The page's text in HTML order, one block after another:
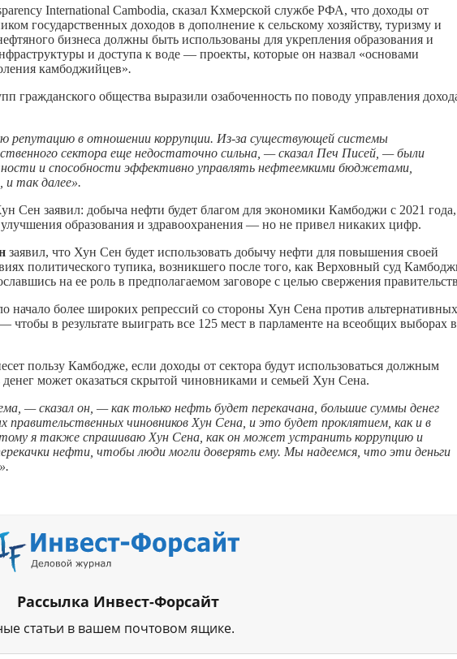
International Cambodia, сказал Кхмерской службе РФА, что доходы от
государственных доходов в дополнение к сельскому хозяйству, туризму и
бизнеса должны быть использованы для укрепления образования и
и доступа к воде — проекты, которые он назвал «основами
камбоджийцев».
гражданского общества выразили озабоченность по поводу управления
в отношении коррупции. Из-за существующей системы
сектора еще недостаточно сильна, — сказал Печ Писей, — были
и способности эффективно управлять нефтеемкими бюджетами,
так далее».
Сен заявил: добыча нефти будет благом для экономики Камбоджи с 2021 года,
улучшения образования и здравоохранения — но не привел никаких цифр.
заявил, что Хун Сен будет использовать добычу нефти для повышения своей
политического тупика, возникшего после того, как Верховный суд
на ее роль в предполагаемом заговоре с целью свержения
начало более широких репрессий со стороны Хун Сена против альтернативных
в результате выиграть все 125 мест в парламенте на всеобщих выборах в
пользу Камбодже, если доходы от сектора будут использоваться должным
денег может оказаться скрытой чиновниками и семьей Хун Сена.
— сказал он, — как только нефть будет перекачана, большие суммы денег
правительственных чиновников Хун Сена, и это будет проклятием, как и в
я также спрашиваю Хун Сена, как он может устранить коррупцию и
нефти, чтобы люди могли доверять ему. Мы надеемся, что эти деньги
Рассылка Инвест-Форсайт
статьи в вашем почтовом ящике.